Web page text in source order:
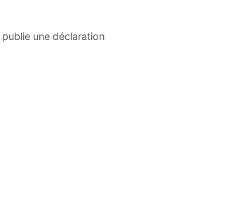
une déclaration